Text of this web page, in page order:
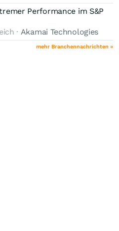
Performance im S&P
· Akamai Technologies
mehr Branchennachrichten »